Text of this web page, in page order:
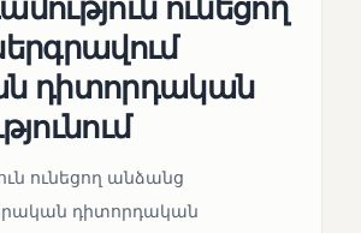
դիտորդական
ունեցող անձանց
դիտորդական